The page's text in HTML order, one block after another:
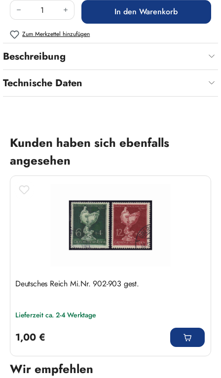
Produkt Anzahl: Gib den gewünschten Wert
In den Warenkorb
Zum Merkzettel hinzufügen
Beschreibung
Technische Daten
Produktgalerie überspringen
Kunden haben sich ebenfalls
angesehen
Deutsches Reich Mi.Nr. 902-903 gest.
Lieferzeit ca. 2-4 Werktage
1,00 €
Wir empfehlen